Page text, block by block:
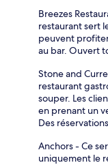
Breezes
restaurant sert
peuvent
au bar. Ouvert
Stone and
restaurant
souper. Les
en prenant un
Des
Anchors - Ce
uniquement le